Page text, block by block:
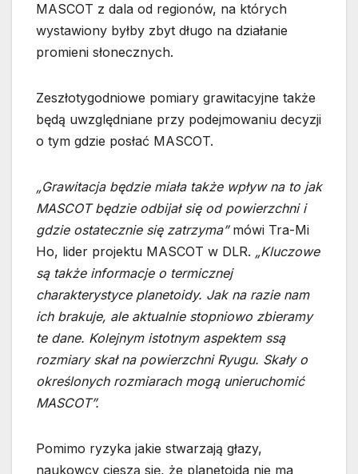
MASCOT z dala od regionów, na których
wystawiony byłby zbyt długo na działanie
promieni słonecznych.
Zeszłotygodniowe pomiary grawitacyjne także
będą uwzględniane przy podejmowaniu decyzji
o tym gdzie posłać MASCOT.
„Grawitacja będzie miała także wpływ na to jak
MASCOT będzie odbijał się od powierzchni i
gdzie ostatecznie się zatrzyma”mówi Tra-Mi
Ho, lider projektu MASCOT w DLR. „Kluczowe
są także informacje o termicznej
charakterystyce planetoidy. Jak na razie nam
ich brakuje, ale aktualnie stopniowo zbieramy
te dane. Kolejnym istotnym aspektem ssą
rozmiary skał na powierzchni Ryugu. Skały o
określonych rozmiarach mogą unieruchomić
MASCOT”.
Pomimo ryzyka jakie stwarzają głazy,
naukowcy cieszą się, że planetoida nie ma